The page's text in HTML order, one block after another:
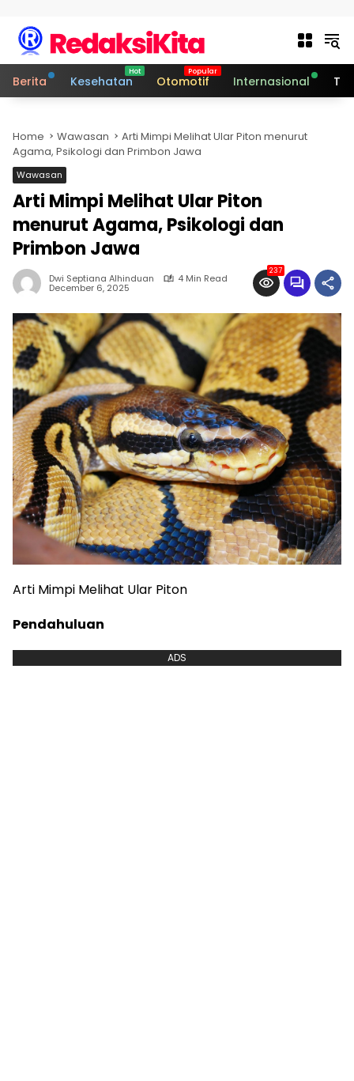
Berita Kesehatan Otomotif Internasional
Home Wawasan
Arti Mimpi Melihat Ular Piton menurut
Agama, Psikologi dan Primbon Jawa
Wawasan
Arti Mimpi Melihat Ular Piton
menurut Agama, Psikologi dan
Primbon Jawa
Dwi Septiana Alhinduan 4 Min Read
December 6, 2025
237
Arti Mimpi Melihat Ular Piton
Pendahuluan
ADS